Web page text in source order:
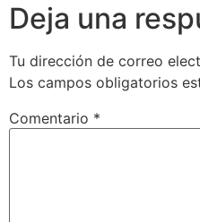
Deja una
Tu dirección de correo
Los campos obligatorios
Comentario *